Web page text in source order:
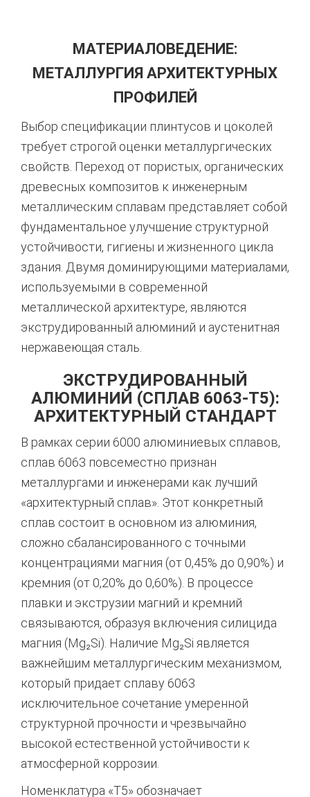
МАТЕРИАЛОВЕДЕНИЕ:
МЕТАЛЛУРГИЯ АРХИТЕКТУРНЫХ
ПРОФИЛЕЙ
Выбор спецификации плинтусов и цоколей
требует строгой оценки металлургических
свойств. Переход от пористых, органических
древесных композитов к инженерным
металлическим сплавам представляет собой
фундаментальное улучшение структурной
устойчивости, гигиены и жизненного цикла
здания. Двумя доминирующими материалами,
используемыми в современной
металлической архитектуре, являются
экструдированный алюминий и аустенитная
нержавеющая сталь.
ЭКСТРУДИРОВАННЫЙ
АЛЮМИНИЙ (СПЛАВ 6063-T5):
АРХИТЕКТУРНЫЙ СТАНДАРТ
В рамках серии 6000 алюминиевых сплавов,
сплав 6063 повсеместно признан
металлургами и инженерами как лучший
«архитектурный сплав». Этот конкретный
сплав состоит в основном из алюминия,
сложно сбалансированного с точными
концентрациями магния (от 0,45% до 0,90%) и
кремния (от 0,20% до 0,60%). В процессе
плавки и экструзии магний и кремний
связываются, образуя включения силицида
магния (Mg₂Si). Наличие Mg₂Si является
важнейшим металлургическим механизмом,
который придает сплаву 6063
исключительное сочетание умеренной
структурной прочности и чрезвычайно
высокой естественной устойчивости к
атмосферной коррозии.
Номенклатура «T5» обозначает